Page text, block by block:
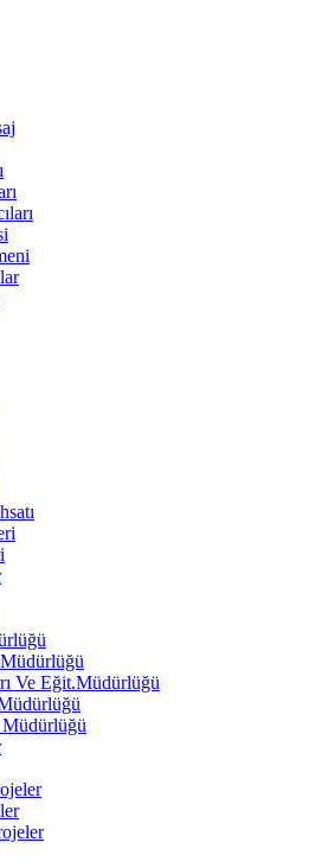
Ve Eğit.Müdürlüğü